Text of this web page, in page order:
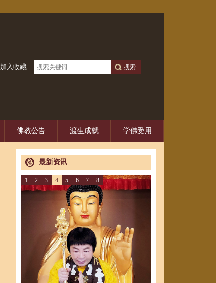
加入收藏
佛教公告 渡生成就 学佛受用
最新资讯
1 2 3 4 5 6 7 8